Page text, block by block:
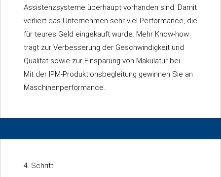
Assistenzsysteme überhaupt vorhanden sind. Damit
verliert das Unternehmen sehr viel Performance, die
für teures Geld eingekauft wurde. Mehr Know-how
trägt zur Verbesserung der Geschwindigkeit und
Qualität sowie zur Einsparung von Makulatur bei.
Mit der IPM-Produktionsbegleitung gewinnen Sie an
Maschinenperformance.
4. Schritt